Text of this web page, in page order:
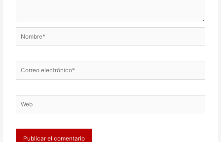
electrónico*